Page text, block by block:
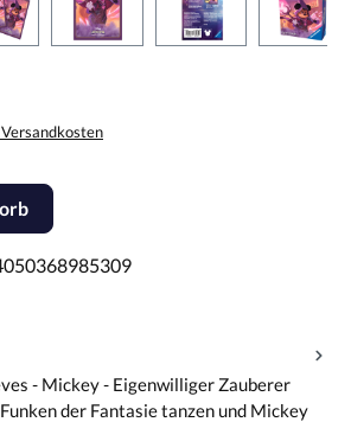
gewünschten Wert ein oder benutze die
- Mickey - Eigenwilliger Zauberer
der Fantasie tanzen und Mickey